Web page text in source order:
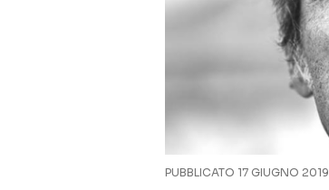
PUBBLICATO 17 GIUGNO 2019